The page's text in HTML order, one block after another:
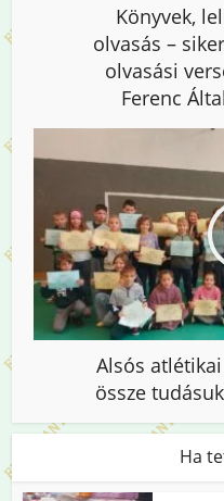
Könyvek,
olvasás –
olvasási
Ferenc
Alsós
össze
Ha